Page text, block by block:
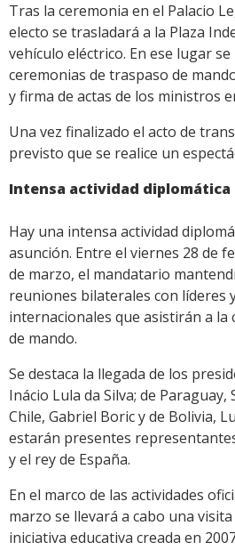
Tras la ceremonia en el Palacio
electo se trasladará a la Plaza
vehículo eléctrico. En ese lugar
ceremonias de traspaso de
y firma de actas de los ministros
Una vez finalizado el acto de
previsto que se realice un
Intensa actividad diplomática
Hay una intensa actividad
asunción. Entre el viernes 28 de
de marzo, el mandatario
reuniones bilaterales con líderes
internacionales que asistirán a la
de mando.
Se destaca la llegada de los
Inácio Lula da Silva; de Paraguay,
Chile, Gabriel Boric y de Bolivia,
estarán presentes
y el rey de España.
En el marco de las actividades
marzo se llevará a cabo una visita
iniciativa educativa creada en